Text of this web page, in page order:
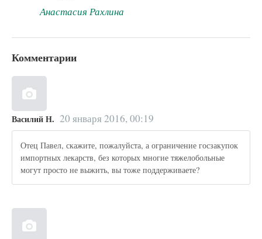
Анастасия Рахлина
Комментарии
Василий Н. 20 января 2016, 00:19
Отец Павел, скажите, пожалуйста, а ограничение госзакупок
импортных лекарств, без которых многие тяжелобольные
могут просто не выжить, вы тоже поддерживаете?